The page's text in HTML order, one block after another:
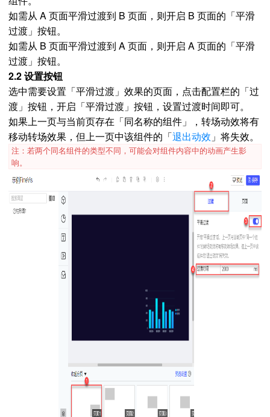
如需从 A 页面平滑过渡到 B 页面，则开启 B 页面的「平滑
过渡」按钮。
如需从 B 页面平滑过渡到 A 页面，则开启 A 页面的「平滑
过渡」按钮。
2.2 设置按钮
选中需要设置「平滑过渡」效果的页面，点击配置栏的「过
渡」按钮，开启「平滑过渡」按钮，设置过渡时间即可。
如果上一页与当前页存在「同名称的组件」，转场动效将有
移动转场效果，但上一页中该组件的「退出动效 」将失效。
注：若两个同名组件的类型不同，可能会对组件内容中的动画产生影
响。